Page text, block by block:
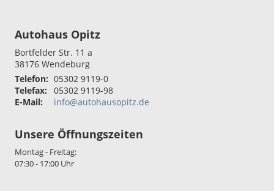
Autohaus Opitz
Bortfelder Str. 11 a
38176 Wendeburg
Telefon: 05302 9119-0
Telefax:
05302 9119-98
E-Mail:
info@autohausopitz.de
Unsere Öffnungszeiten
Montag - Freitag:
07:30 - 17:00 Uhr